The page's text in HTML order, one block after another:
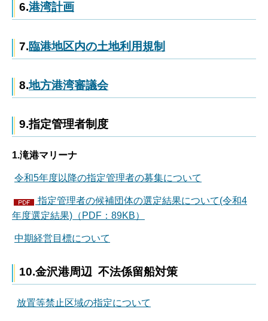
6.港湾計画
7.臨港地区内の土地利用規制
8.地方港湾審議会
9.指定管理者制度
1.滝港マリーナ
令和5年度以降の指定管理者の募集について
指定管理者の候補団体の選定結果について(令和4
年度選定結果)（PDF：89KB）
中期経営目標について
10.金沢港周辺 不法係留船対策
放置等禁止区域の指定について